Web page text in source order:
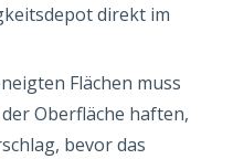
direkt im
Flächen muss
Oberfläche haften,
bevor das